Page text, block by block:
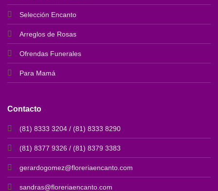
Selección Encanto
Arreglos de Rosas
Ofrendas Funerales
Para Mamá
Contacto
(81) 8333 3204 / (81) 8333 8290
(81) 8377 9326 / (81) 8379 3383
gerardogomez@floreriaencanto.com
sandras@floreriaencanto.com